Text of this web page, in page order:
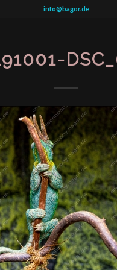
info@bagor.de